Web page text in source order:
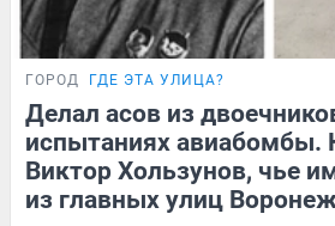
ГОРОД ГДЕ ЭТА УЛИЦА?
Делал асов из
испытаниях авиабомбы.
Виктор Хользунов, чье
из главных улиц